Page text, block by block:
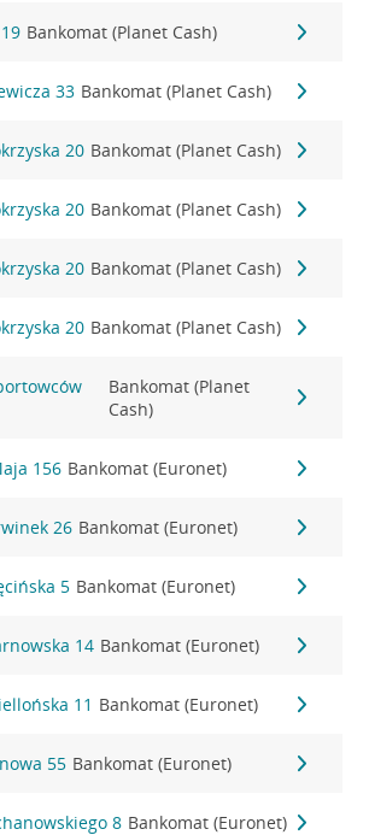
Bankomat (Planet Cash)
33 Bankomat (Planet Cash)
20 Bankomat (Planet Cash)
20 Bankomat (Planet Cash)
20 Bankomat (Planet Cash)
20 Bankomat (Planet Cash)
Bankomat (Planet
Cash)
156 Bankomat (Euronet)
26 Bankomat (Euronet)
5 Bankomat (Euronet)
14 Bankomat (Euronet)
11 Bankomat (Euronet)
55 Bankomat (Euronet)
8 Bankomat (Euronet)